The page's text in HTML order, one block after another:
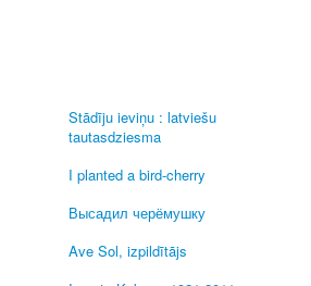
Stādīju ieviņu : latviešu
tautasdziesma
I planted a bird-cherry
Высадил черёмушку
Ave Sol, izpildītājs